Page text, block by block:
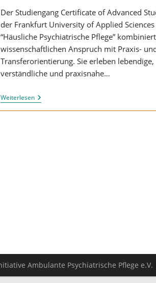
Der Studiengang Certificate of Advanced
der Frankfurt University of Applied
“Häusliche Psychiatrische Pflege” kombiniert
wissenschaftlichen Anspruch mit Praxis-
Transferorientierung. Sie erleben lebendige,
verständliche und praxisnahe…
WeiterlesenStudiengang
CAS
In
Ambulante Psychiatrische Pflege e.V.